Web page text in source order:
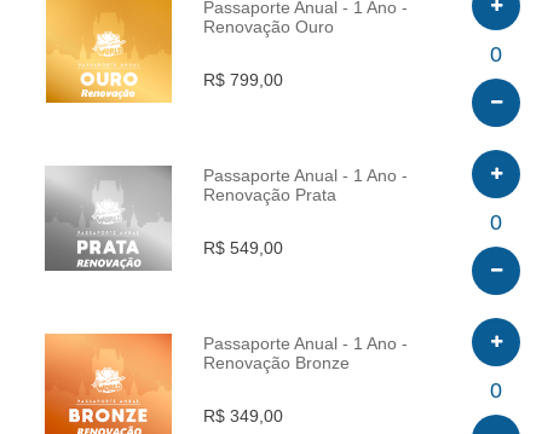
INFO
Passaporte Anual - 1 Ano -
Renovação Ouro
R$ 799,00
0
INFO
Passaporte Anual - 1 Ano -
Renovação Prata
R$ 549,00
0
INFO
Passaporte Anual - 1 Ano -
Renovação Bronze
R$ 349,00
0